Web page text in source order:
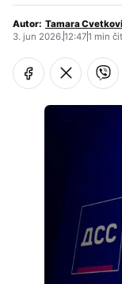
Autor: Tamara
3. jun 2026.12:471 min